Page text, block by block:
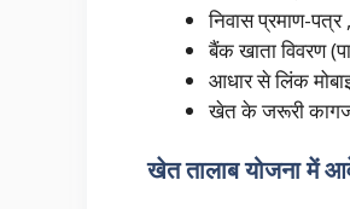
निवास प्रमाण-पत्र ,
बैंक खाता विवरण
आधार से लिंक
खेत के जरूरी
खेत तालाब योजना में